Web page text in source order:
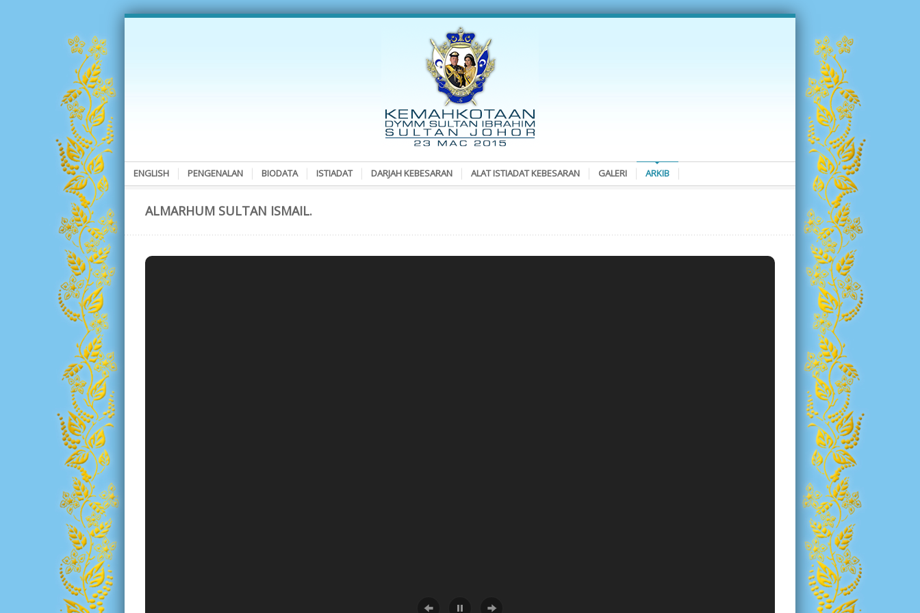
ENGLISH PENGENALAN BIODATA ISTIADAT DARJAH KEBESARAN ALAT ISTIADAT KEBESARAN GALERI ARKIB
ALMARHUM SULTAN ISMAIL.